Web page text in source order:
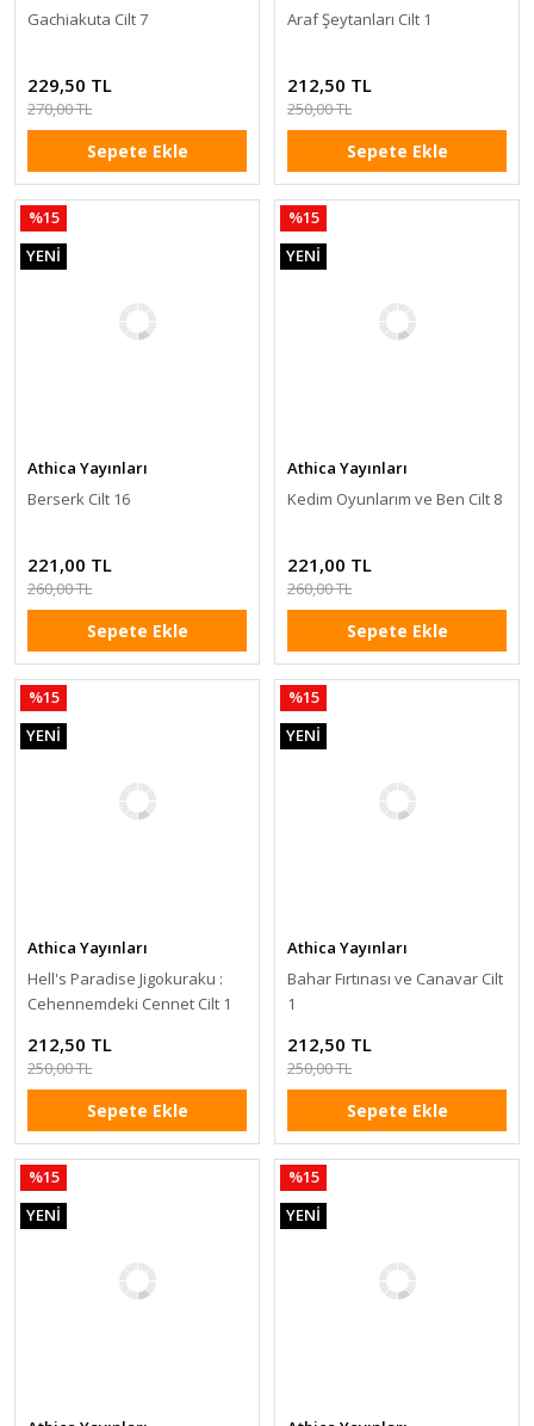
Gachiakuta Cilt 7
229,50 TL
270,00 TL
Sepete Ekle
Araf Şeytanları Cilt 1
212,50 TL
250,00 TL
Sepete Ekle
%15
YENİ
Athica Yayınları
Berserk Cilt 16
221,00 TL
260,00 TL
Sepete Ekle
%15
YENİ
Athica Yayınları
Kedim Oyunlarım ve Ben Cilt 8
221,00 TL
260,00 TL
Sepete Ekle
%15
YENİ
Athica Yayınları
Hell's Paradise Jigokuraku :
Cehennemdeki Cennet Cilt 1
212,50 TL
250,00 TL
Sepete Ekle
%15
YENİ
Athica Yayınları
Bahar Fırtınası ve Canavar Cilt
1
212,50 TL
250,00 TL
Sepete Ekle
%15
YENİ
%15
YENİ